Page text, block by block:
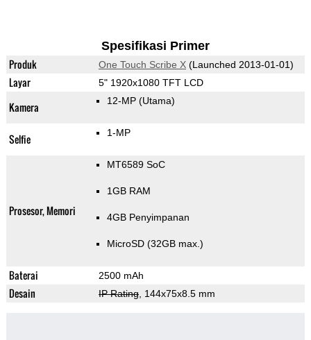
Spesifikasi Primer
Produk One Touch Scribe X(Launched 2013-01-01)
Layar 5" 1920x1080 TFT LCD
Kamera 12-MP (Utama)
Selfie 1-MP
Prosesor, Memori
MT6589 SoC
1GB RAM
4GB Penyimpanan
MicroSD (32GB max.)
Baterai 2500 mAh
Desain IP Rating, 144x75x8.5 mm